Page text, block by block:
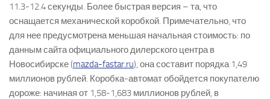
11.3-12.4 секунды. Более быстрая версия – та, что
оснащается механической коробкой. Примечательно, что
для нее предусмотрена меньшая начальная стоимость: по
данным сайта официального дилерского центра в
Новосибирске (mazda-fastar.ru), она составит порядка 1,49
миллионов рублей. Коробка-автомат обойдется покупателю
дороже: начиная от 1,58-1,683 миллионов рублей, в